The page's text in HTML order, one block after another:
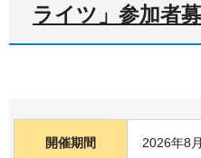
ライツ」参加者
開催期間 2026年8